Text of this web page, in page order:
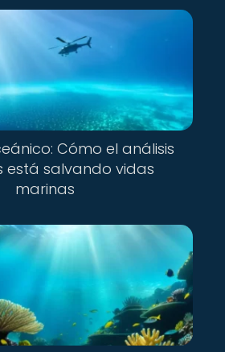
Cómo el análisis
está salvando vidas
marinas